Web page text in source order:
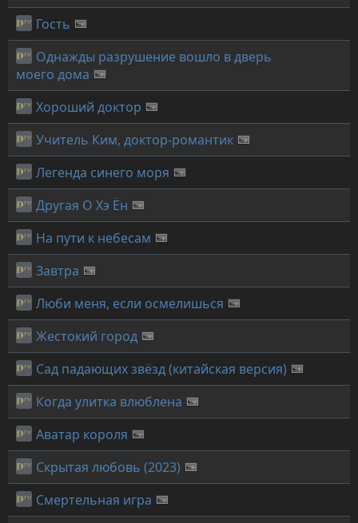
Гость
Однажды разрушение вошло в дверь
моего дома
Хороший доктор
Учитель Ким, доктор-романтик
Легенда синего моря
Другая О Хэ Ён
На пути к небесам
Завтра
Люби меня, если осмелишься
Жестокий город
Сад падающих звёзд (китайская версия)
Когда улитка влюблена
Аватар короля
Скрытая любовь (2023)
Смертельная игра